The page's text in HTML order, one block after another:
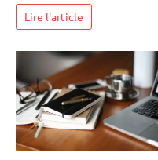
Lire l'article